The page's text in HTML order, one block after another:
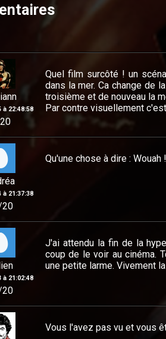
à 22:48:58
Quel film surcôté ! un
dans la mer. Ca change de
troisième et de nouveau la
Par contre visuellement
à 21:37:38
Qu'une chose à dire : Wouah !
à 21:02:48
J'ai attendu la fin de la
coup de le voir au cinéma.
une petite larme. Vivement
Vous l'avez pas vu et vous